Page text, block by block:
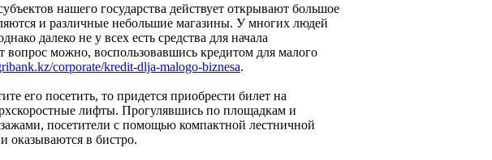
нашего государства действует открывают большое
и различные небольшие магазины. У многих людей
далеко не у всех есть средства для начала
вопрос можно, воспользовавшись кредитом для малого
corporate/kredit-dlja-malogo-biznesa.
его посетить, то придется приобрести билет на
лифты. Прогулявшись по площадкам и
посетители с помощью компактной лестничной
оказываются в бистро.